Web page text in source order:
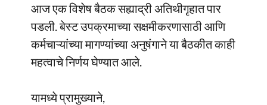
आज एक विशेष बैठक सह्याद्री अतिथीगृहात पार
पडली. बेस्ट उपक्रमाच्या सक्षमीकरणासाठी आणि
कर्मचाऱ्यांच्या मागण्यांच्या अनुषंगाने या बैठकीत काही
महत्वाचे निर्णय घेण्यात आले.
यामध्ये प्रामुख्याने,